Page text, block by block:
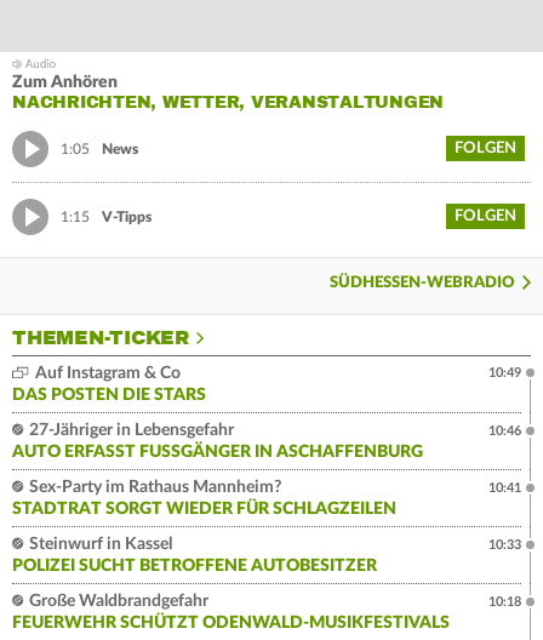
Zum Anhören
NACHRICHTEN, WETTER, VERANSTALTUNGEN
1:05 News FOLGEN
1:15 V-Tipps FOLGEN
SÜDHESSEN-WEBRADIO
THEMEN-TICKER
Auf Instagram & Co
DAS POSTEN DIE STARS
10:49
27-Jähriger in Lebensgefahr
AUTO ERFASST FUSSGÄNGER IN ASCHAFFENBURG
10:46
Sex-Party im Rathaus Mannheim?
STADTRAT SORGT WIEDER FÜR SCHLAGZEILEN
10:41
Steinwurf in Kassel
POLIZEI SUCHT BETROFFENE AUTOBESITZER
10:33
Große Waldbrandgefahr
FEUERWEHR SCHÜTZT ODENWALD-MUSIKFESTIVALS
10:18